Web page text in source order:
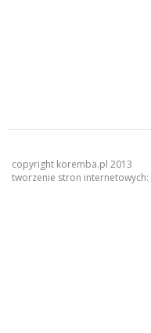
copyright koremba.pl 2013
tworzenie stron internetowych: